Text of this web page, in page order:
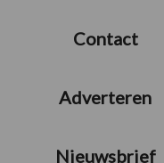
Contact
Adverteren
Nieuwsbrief